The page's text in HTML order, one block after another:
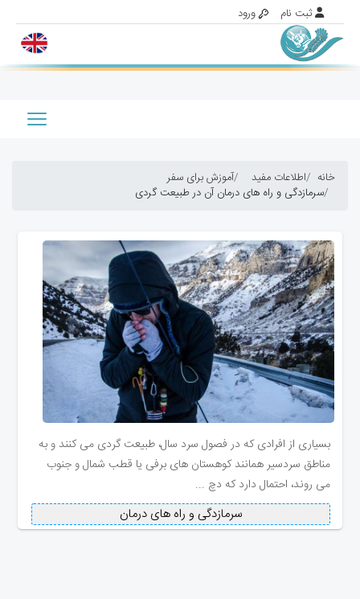
خانه اطلاعات مفید
آموزش برای سفر
سرمازدگی و راه های درمان آن در طبیعت گردی
سرمازدگی و راه های درمان
بسیاری از افرادی که در فصول سرد سال، طبیعت گردی می کنند و به
مناطق سردسیر همانند کوهستان های برفی یا قطب شمال و جنوب
می روند، احتمال دارد که دچ ...